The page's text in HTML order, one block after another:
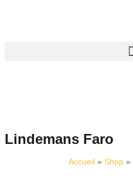
Lindemans Faro
Accueil » Shop »